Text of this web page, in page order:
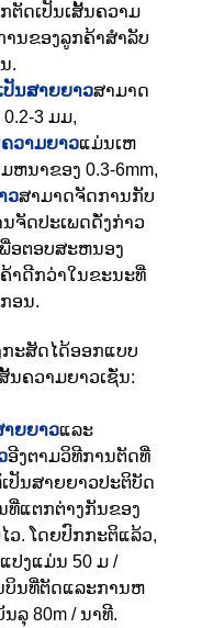
ຕັດເປັນເສັ້ນຄວາມ
ານຂອງລູກຄ້າສໍາລັບ
.
ປັນສາຍຍາວສາມາດ
3 ມມ,
ວາມຍາວແມ່ນເຫ
ນາຂອງ 0.3-6mm,
ວສາມາດຈັດການກັບ
ຈັດປະເພດດັ່ງກ່າວ
ອຕອບສະຫນອງ
າດີກວ່າໃນຂະນະທີ່
ອນ.
ກະສັດໄດ້ອອກແບບ
ນຄວາມຍາວເຊັ່ນ:
າຍຍາວແລະ
ອີງຕາມວິທີການຕັດທີ່
ປັນສາຍຍາວປະຕິບັດ
ທີ່ແຕກຕ່າງກັນຂອງ
ວ. ໂດຍປົກກະຕິແລ້ວ,
ປງແມ່ນ 50 ມ /
ບິນທີ່ຕັດແລະການຫ
ລຸ 80m / ນາທີ.